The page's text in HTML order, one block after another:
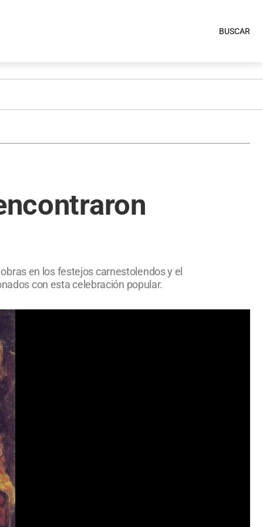
BUSCAR
en los festejos carnestolendos y el
con esta celebración popular.